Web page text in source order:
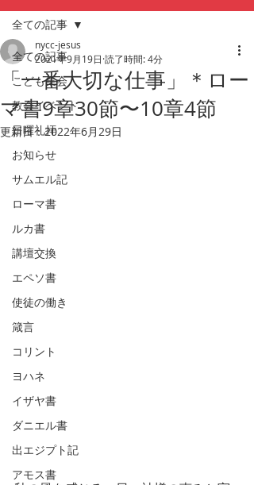
全ての記事
こども集会
教会イベント
日曜礼拝
お知らせ
サムエル記
ローマ書
ルカ書
講壇交換
エペソ書
使徒の働き
箴言
コリント
ヨハネ
イザヤ書
ダニエル書
出エジプト記
アモス書
全ての記事
「一番大切な仕事」＊ロー
マ書9章30節〜10章4節
nycc-jesus
2021年9月19日 読了時間: 4分
更新日：2022年6月29日